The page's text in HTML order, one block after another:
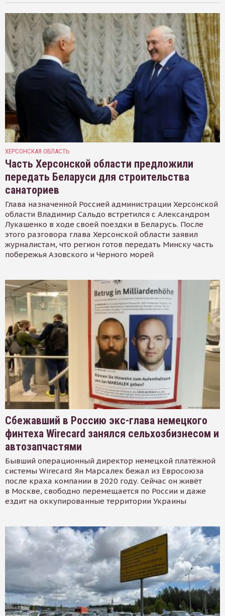
ХЕРСОНСКАЯ ОБЛАСТЬ
Часть Херсонской области предложили
передать Беларуси для строительства
санаториев
Глава назначенной Россией администрации Херсонской
области Владимир Сальдо встретился с Александром
Лукашенко в ходе своей поездки в Беларусь. После
этого разговора глава Херсонской области заявил
журналистам, что регион готов передать Минску часть
побережья Азовского и Черного морей
Сбежавший в Россию экс-глава немецкого
финтеха Wirecard занялся сельхозбизнесом и
автозапчастями
Бывший операционный директор немецкой платёжной
системы Wirecard Ян Марсалек бежал из Евросоюза
после краха компании в 2020 году. Сейчас он живёт
в Москве, свободно перемещается по России и даже
ездит на оккупированные территории Украины